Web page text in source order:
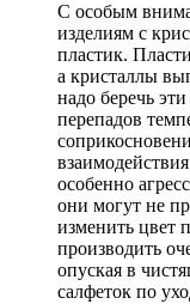
С особым
изделиям с
пластик.
а кристаллы
надо беречь
перепадов
особенно
они могут не
изменить цвет
производить
опуская в
салфеток по